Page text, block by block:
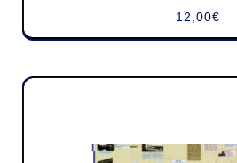
12,00€